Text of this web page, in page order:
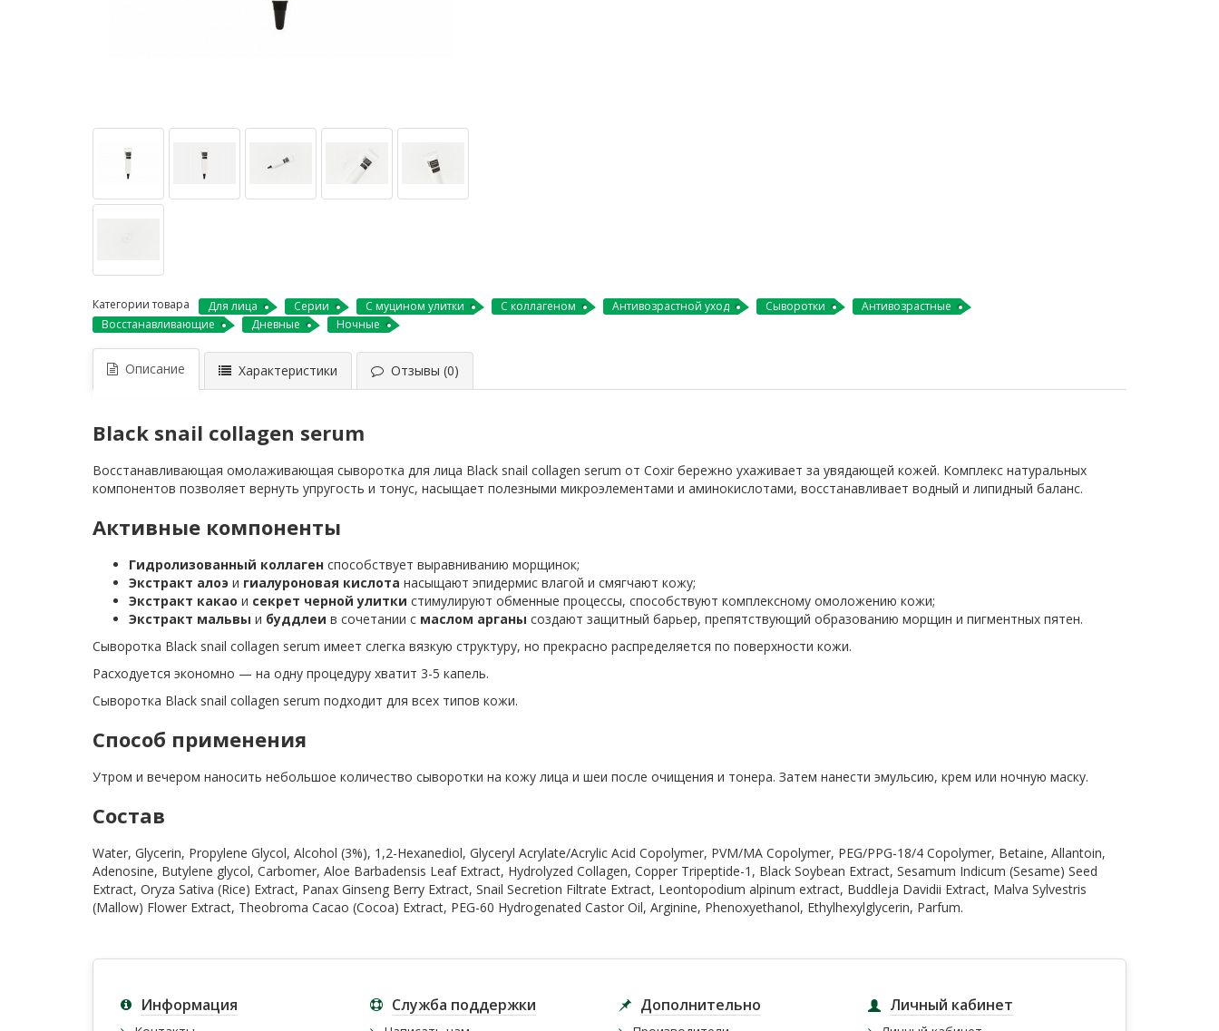
Категории товара Для лица Серии С муцином улитки С коллагеном Антивозрастной уход Сыворотки
Антивозрастные
Восстанавливающие
Дневные Ночные
Описание Характеристики Отзывы (0)
Black snail collagen serum
Восстанавливающая омолаживающая сыворотка для лица Black snail collagen serum от Coxir бережно ухаживает за увядающей кожей. Комплекс натуральных
компонентов позволяет вернуть упругость и тонус, насыщает полезными микроэлементами и аминокислотами, восстанавливает водный и липидный баланс.
Активные компоненты
Гидролизованный коллаген способствует выравниванию морщинок;
Экстракт алоэ и гиалуроновая кислота насыщают эпидермис влагой и смягчают кожу;
Экстракт какао и секрет черной улитки стимулируют обменные процессы, способствуют комплексному омоложению кожи;
Экстракт мальвы и буддлеи в сочетании с маслом арганы создают защитный барьер, препятствующий образованию морщин и пигментных пятен.
Сыворотка Black snail collagen serum имеет слегка вязкую структуру, но прекрасно распределяется по поверхности кожи.
Расходуется экономно — на одну процедуру хватит 3-5 капель.
Сыворотка Black snail collagen serum подходит для всех типов кожи.
Способ применения
Утром и вечером наносить небольшое количество сыворотки на кожу лица и шеи после очищения и тонера. Затем нанести эмульсию, крем или ночную маску.
Состав
Water, Glycerin, Propylene Glycol, Alcohol (3%), 1,2-Hexanediol, Glyceryl Acrylate/Acrylic Acid Copolymer, PVM/MA Copolymer, PEG/PPG-18/4 Copolymer, Betaine, Allantoin,
Adenosine, Butylene glycol, Carbomer, Aloe Barbadensis Leaf Extract, Hydrolyzed Collagen, Copper Tripeptide-1, Black Soybean Extract, Sesamum Indicum (Sesame) Seed
Extract, Oryza Sativa (Rice) Extract, Panax Ginseng Berry Extract, Snail Secretion Filtrate Extract, Leontopodium alpinum extract, Buddleja Davidii Extract, Malva Sylvestris
(Mallow) Flower Extract, Theobroma Cacao (Cocoa) Extract, PEG-60 Hydrogenated Castor Oil, Arginine, Phenoxyethanol, Ethylhexylglycerin, Parfum.
Информация Служба поддержки Дополнительно Личный кабинет